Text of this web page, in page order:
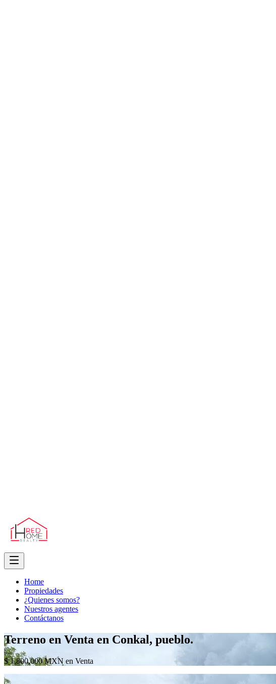
Home
Propiedades
¿Quienes somos?
Nuestros agentes
Contáctanos
Terreno en Venta en Conkal, pueblo.
$ 1,800,000 MXN en Venta